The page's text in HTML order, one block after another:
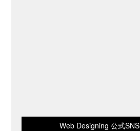
Web Designing 公式SNS